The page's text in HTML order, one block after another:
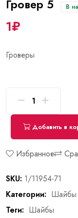
Гровер 5 В
1₽
Гроверы
Добавить в
Избранное
SKU: 1/11954-71
Категории: Шайбы
Теги: Шайбы